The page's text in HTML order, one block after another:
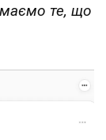
те, що